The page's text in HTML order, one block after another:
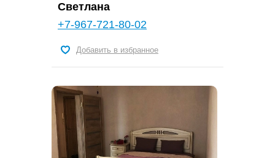
Светлана
+7-967-721-80-02
Добавить в избранное